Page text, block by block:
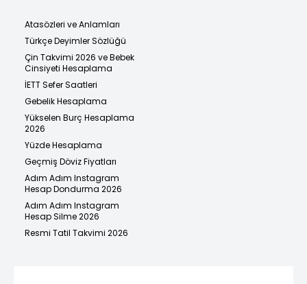
Atasözleri ve Anlamları
Türkçe Deyimler Sözlüğü
Çin Takvimi 2026 ve Bebek
Cinsiyeti Hesaplama
İETT Sefer Saatleri
Gebelik Hesaplama
Yükselen Burç Hesaplama
2026
Yüzde Hesaplama
Geçmiş Döviz Fiyatları
Adım Adım Instagram
Hesap Dondurma 2026
Adım Adım Instagram
Hesap Silme 2026
Resmi Tatil Takvimi 2026